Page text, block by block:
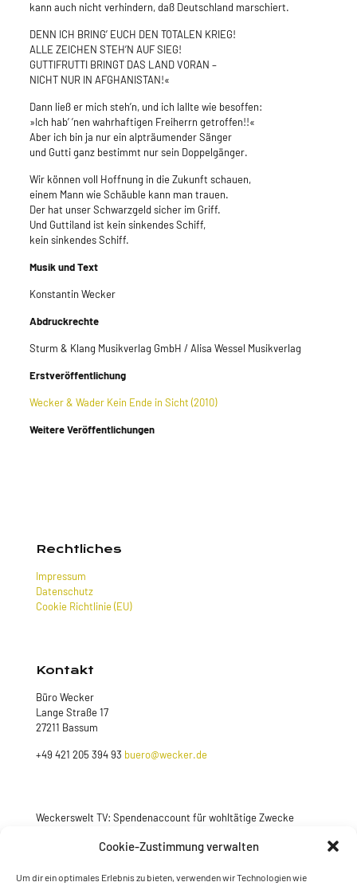
Cookie-Zustimmung verwalten
Um dir ein optimales Erlebnis zu bieten, verwenden wir Technologien wie
kann auch nicht verhindern, daß Deutschland marschiert.
DENN ICH BRING’ EUCH DEN TOTALEN KRIEG!
ALLE ZEICHEN STEH’N AUF SIEG!
GUTTIFRUTTI BRINGT DAS LAND VORAN –
NICHT NUR IN AFGHANISTAN!«
Dann ließ er mich steh’n, und ich lallte wie besoffen:
»Ich hab’ ’nen wahrhaftigen Freiherrn getroffen!!«
Aber ich bin ja nur ein alpträumender Sänger
und Gutti ganz bestimmt nur sein Doppelgänger.
Wir können voll Hoffnung in die Zukunft schauen,
einem Mann wie Schäuble kann man trauen.
Der hat unser Schwarzgeld sicher im Griff.
Und Guttiland ist kein sinkendes Schiff,
kein sinkendes Schiff.
Musik und Text
Konstantin Wecker
Abdruckrechte
Sturm & Klang Musikverlag GmbH / Alisa Wessel Musikverlag
Erstveröffentlichung
Wecker & Wader Kein Ende in Sicht (2010)
Weitere Veröffentlichungen
Rechtliches
Impressum
Datenschutz
Cookie Richtlinie (EU)
Kontakt
Büro Wecker
Lange Straße 17
27211 Bassum
+49 421 205 394 93 buero@wecker.de
Weckerswelt TV: Spendenaccount für wohltätige Zwecke
Jetzt spenden